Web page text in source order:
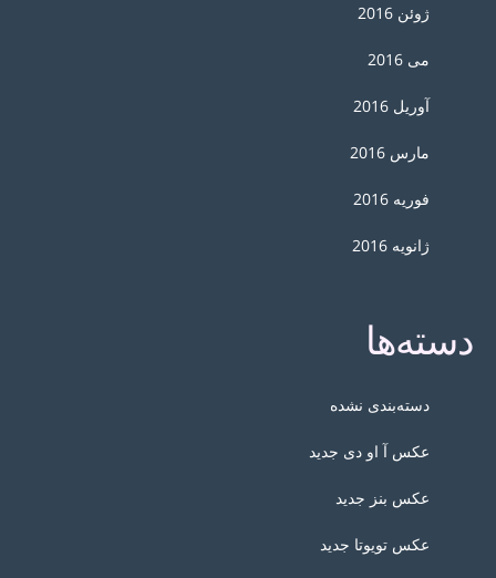
ژوئن 2016
می 2016
آوریل 2016
مارس 2016
فوریه 2016
ژانویه 2016
دسته‌ها
دسته‌بندی نشده
عکس آ او دی جدید
عکس بنز جدید
عکس تویوتا جدید